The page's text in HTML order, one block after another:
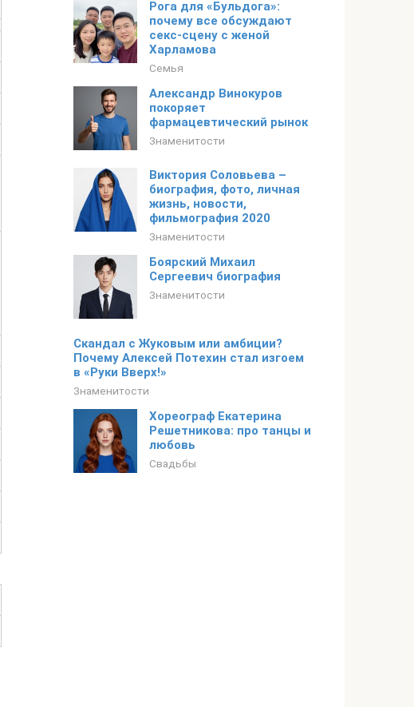
Рога для «Бульдога»:
почему все обсуждают
секс-сцену с женой
Харламова
Семья
Александр Винокуров
покоряет
фармацевтический рынок
Знаменитости
Виктория Соловьева –
биография, фото, личная
жизнь, новости,
фильмография 2020
Знаменитости
Боярский Михаил
Сергеевич биография
Знаменитости
Скандал с Жуковым или амбиции?
Почему Алексей Потехин стал изгоем
в «Руки Вверх!»
Знаменитости
Хореограф Екатерина
Решетникова: про танцы и
любовь
Свадьбы